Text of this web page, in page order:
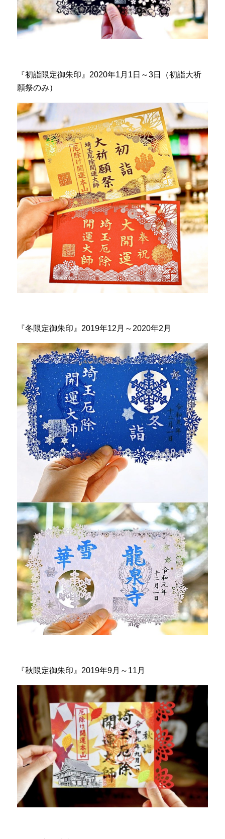
『初詣限定御朱印』2020年1月1日～3日（初詣大祈
願祭のみ）
『冬限定御朱印』2019年12月～2020年2月
『秋限定御朱印』2019年9月～11月